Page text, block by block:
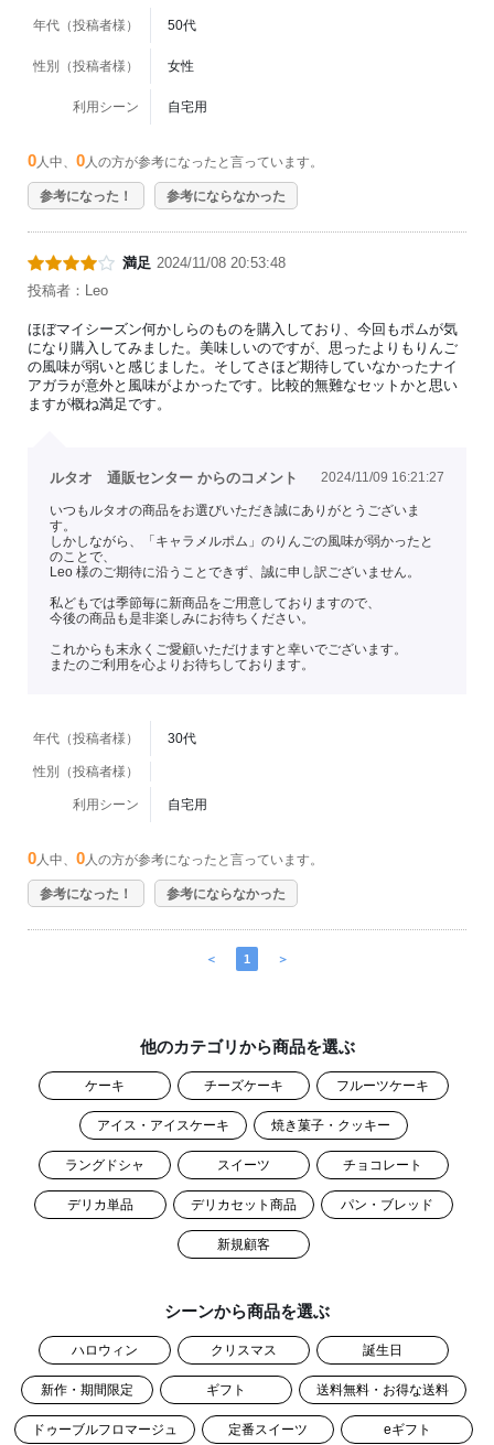
年代（投稿者様） 50代
性別（投稿者様） 女性
利用シーン 自宅用
0 人中、 0 人の方が参考になったと言っています。
参考になった！ 参考にならなかった
満足 2024/11/08 20:53:48
投稿者：Leo
ほぼマイシーズン何かしらのものを購入しており、今回もポムが気
になり購入してみました。美味しいのですが、思ったよりもりんご
の風味が弱いと感じました。そしてさほど期待していなかったナイ
アガラが意外と風味がよかったです。比較的無難なセットかと思い
ますが概ね満足です。
ルタオ 通販センター からのコメント 2024/11/09 16:21:27
いつもルタオの商品をお選びいただき誠にありがとうございま
す。
しかしながら、「キャラメルポム」のりんごの風味が弱かったと
のことで、
Leo 様のご期待に沿うことできず、誠に申し訳ございません。
私どもでは季節毎に新商品をご用意しておりますので、
今後の商品も是非楽しみにお待ちください。
これからも末永くご愛顧いただけますと幸いでございます。
またのご利用を心よりお待ちしております。
年代（投稿者様） 30代
性別（投稿者様）
利用シーン 自宅用
0 人中、 0 人の方が参考になったと言っています。
参考になった！ 参考にならなかった
＜ 1 ＞
他のカテゴリから商品を選ぶ
ケーキ チーズケーキ フルーツケーキ
アイス・アイスケーキ 焼き菓子・クッキー
ラングドシャ スイーツ チョコレート
デリカ単品 デリカセット商品 パン・ブレッド
新規顧客
シーンから商品を選ぶ
ハロウィン クリスマス 誕生日
新作・期間限定 ギフト 送料無料・お得な送料
ドゥーブルフロマージュ 定番スイーツ eギフト